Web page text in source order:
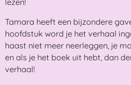
Tamara heeft een bijzondere
hoofdstuk word je het verhaal
haast niet meer neerleggen, je
en als je het boek uit hebt, dan
verhaal!